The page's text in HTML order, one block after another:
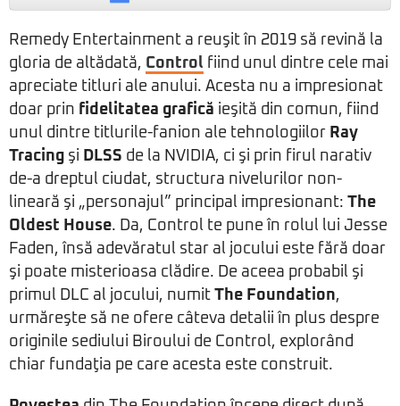
Remedy Entertainment a reuşit în 2019 să revină la
gloria de altădată, Control fiind unul dintre cele mai
apreciate titluri ale anului. Acesta nu a impresionat
doar prin fidelitatea grafică ieşită din comun, fiind
unul dintre titlurile-fanion ale tehnologiilor Ray
Tracing şi DLSS de la NVIDIA, ci şi prin firul narativ
de-a dreptul ciudat, structura nivelurilor non-
lineară şi „personajul” principal impresionant: The
Oldest House. Da, Control te pune în rolul lui Jesse
Faden, însă adevăratul star al jocului este fără doar
şi poate misterioasa clădire. De aceea probabil şi
primul DLC al jocului, numit The Foundation,
urmăreşte să ne ofere câteva detalii în plus despre
originile sediului Biroului de Control, explorând
chiar fundaţia pe care acesta este construit.